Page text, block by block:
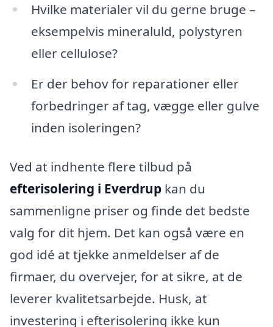
Hvilke materialer vil du gerne bruge –
eksempelvis mineraluld, polystyren
eller cellulose?
Er der behov for reparationer eller
forbedringer af tag, vægge eller gulve
inden isoleringen?
Ved at indhente flere tilbud på
efterisolering i Everdrup kan du
sammenligne priser og finde det bedste
valg for dit hjem. Det kan også være en
god idé at tjekke anmeldelser af de
firmaer, du overvejer, for at sikre, at de
leverer kvalitetsarbejde. Husk, at
investering i efterisolering ikke kun